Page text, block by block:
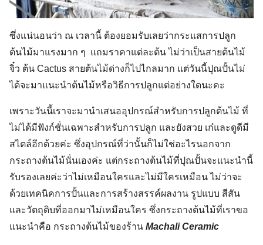
ซึ่งแน่นอนว่า ณ เวลานี้ ต้องยอมรับเลยว่ากระแสการปลูก
ต้นไม้มาแรงมาก ๆ แถมราคาแต่ละต้น ไม่ว่าเป็นสายต้นไม้
จิ๋ว ต้น Cactus สายต้นไม้ด่างก็ไปไกลมาก แต่วันนี้ปุณปั้นไม่
ได้จะมาแนะนำต้นไม้หรือวิธีการปลูกแต่อย่างใดนะคะ
เพราะวันนี้เราจะมานำเสนออุปกรณ์สำหรับการปลูกต้นไม้ ที่
ไม่ได้มีฟังก์ชั่นเฉพาะสำหรับการปลูก และยังสวย เก๋และดูดีมี
สไตล์อีกด้วยค่ะ ซึ่งอุปกรณ์ที่ว่านั้นก็ไม่ใช่อะไรนอกจาก
กระถางต้นไม้นั่นเองค่ะ แต่กระถางต้นไม้ที่ปุณปั้นจะแนะนำนี้
รับรองเลยค่ะว่าไม่เหมือนใครและไม่มีใครเหมือน ไม่ว่าจะ
ด้วยเทคนิคการปั้นและการสร้างสรรค์ผลงาน รูปแบบ สีสัน
และวัตถุดิบที่ออกมาไม่เหมือนใคร ซึ่งกระถางต้นไม้ที่เราขอ
แนะนำคือ กระถางต้นไม้ของร้าน MachaliCeramic